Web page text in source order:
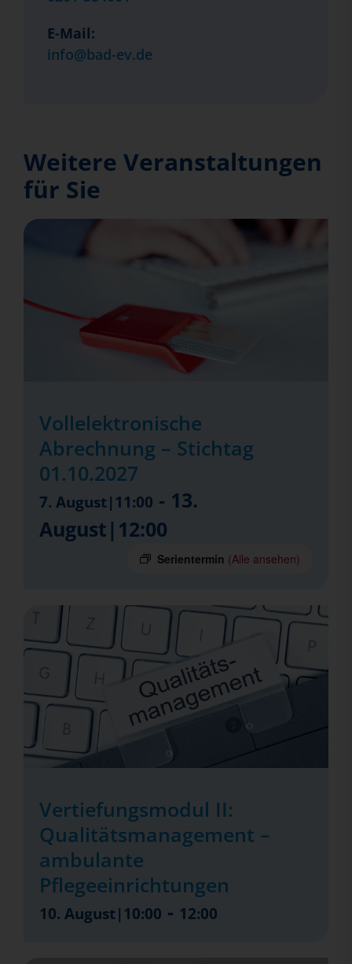
E-Mail:
info@bad-ev.de
Weitere Veranstaltungen
für Sie
Vollelektronische
Abrechnung – Stichtag
01.10.2027
7. August|11:00 - 13.
August|12:00
Serientermin (Alle ansehen)
Vertiefungsmodul II:
Qualitätsmanagement –
ambulante
Pflegeeinrichtungen
10. August|10:00 - 12:00